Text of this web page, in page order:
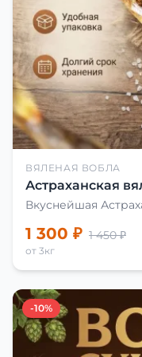
ВЯЛЕНАЯ ВОБЛА
Астраханская
Вкуснейшая
1 300 ₽ 1 450 ₽
от 3кг
-10%